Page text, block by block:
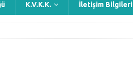
K.V.K.K. İletişim Bilgileri